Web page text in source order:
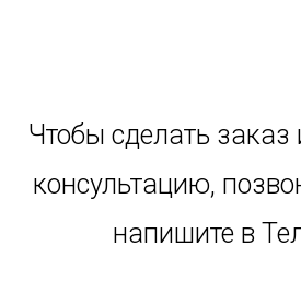
Чтобы сделать заказ
консультацию,
напишите в